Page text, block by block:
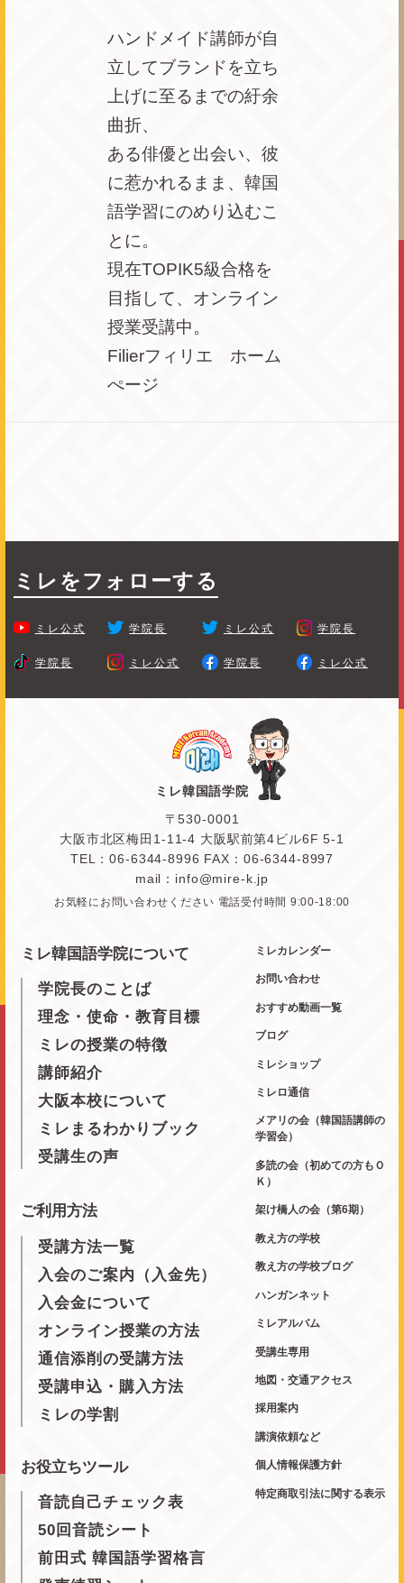
ハンドメイド講師が自
立してブランドを立ち
上げに至るまでの紆余
曲折、
ある俳優と出会い、彼
に惹かれるまま、韓国
語学習にのめり込むこ
とに。
現在TOPIK5級合格を
目指して、オンライン
授業受講中。
Filierフィリエ ホーム
ぺージ
ミレをフォローする
ミレ公式 学院長 ミレ公式 学院長
学院長 ミレ公式 学院長 ミレ公式
ミレ韓国語学院
〒530-0001
大阪市北区梅田1-11-4 大阪駅前第4ビル6F 5-1
TEL：06-6344-8996 FAX：06-6344-8997
mail：info@mire-k.jp
お気軽にお問い合わせください 電話受付時間 9:00-18:00
ミレ韓国語学院について
学院長のことば
理念・使命・教育目標
ミレの授業の特徴
講師紹介
大阪本校について
ミレまるわかりブック
受講生の声
ご利用方法
受講方法一覧
入会のご案内（入金先）
入会金について
オンライン授業の方法
通信添削の受講方法
受講申込・購入方法
ミレの学割
お役立ちツール
音読自己チェック表
50回音読シート
前田式 韓国語学習格言
ミレカレンダー
お問い合わせ
おすすめ動画一覧
ブログ
ミレショップ
ミレロ通信
メアリの会（韓国語講師の
学習会）
多読の会（初めての方もＯ
Ｋ）
架け橋人の会（第6期）
教え方の学校
教え方の学校ブログ
ハンガンネット
ミレアルバム
受講生専用
地図・交通アクセス
採用案内
講演依頼など
個人情報保護方針
特定商取引法に関する表示